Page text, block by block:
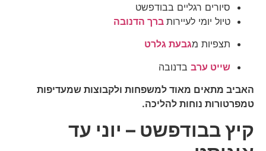
סיורים רגליים בבודפשט
טיול יומי לעיירות ברך הדנובה
תצפיות מגבעת גלרט
שייט ערב בדנובה
האביב מתאים מאוד למשפחות ולקבוצות שמעדיפות
טמפרטורות נוחות להליכה.
קיץ בבודפשט – יוני עד